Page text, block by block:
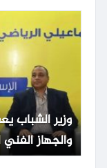
وزير الشباب
والجهاز